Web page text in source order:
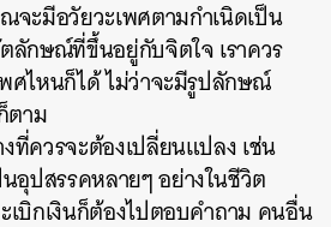
จะมีอวัยวะเพศตามกำเนิดเป็น
ลักษณ์ที่ขึ้นอยู่กับจิตใจ เราควร
ศไหนก็ได้ ไม่ว่าจะมีรูปลักษณ์
ตาม
ที่ควรจะต้องเปลี่ยนแปลง เช่น
อุปสรรคหลายๆ อย่างในชีวิต
เบิกเงินก็ต้องไปตอบคำถาม คนอื่น